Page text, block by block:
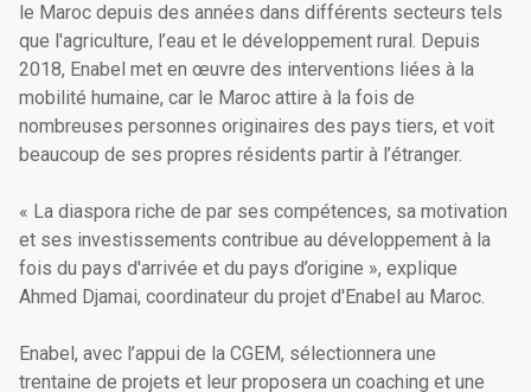
le Maroc depuis des années dans différents secteurs tels
que l'agriculture, l’eau et le développement rural. Depuis
2018, Enabel met en œuvre des interventions liées à la
mobilité humaine, car le Maroc attire à la fois de
nombreuses personnes originaires des pays tiers, et voit
beaucoup de ses propres résidents partir à l’étranger.
« La diaspora riche de par ses compétences, sa motivation
et ses investissements contribue au développement à la
fois du pays d'arrivée et du pays d’origine », explique
Ahmed Djamai, coordinateur du projet d'Enabel au Maroc.
Enabel, avec l’appui de la CGEM, sélectionnera une
trentaine de projets et leur proposera un coaching et une